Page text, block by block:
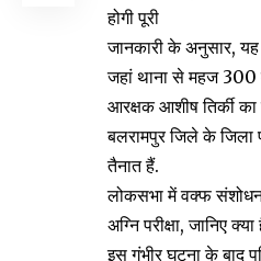
होगी पूरी
जानकारी के अनुसार, यह
जहां थाना से महज 300
आरक्षक आशीष तिर्की
बलरामपुर जिले के
तैनात हैं.
लोकसभा में वक्फ संशोधन
अग्नि परीक्षा, जानिए
इस गंभीर घटना के बाद